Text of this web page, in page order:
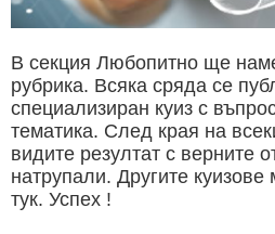
В секция Любопитно ще
рубрика. Всяка сряда се
специализиран куиз с
тематика. След края на
видите резултат с верните
натрупали. Другите
тук. Успех !